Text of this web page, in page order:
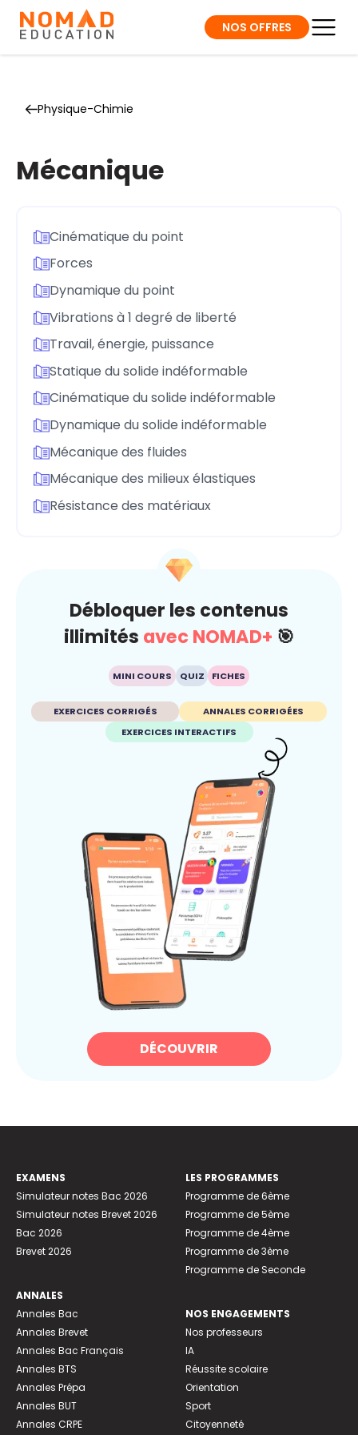
NOS OFFRES
Physique-Chimie
Mécanique
Cinématique du point
Forces
Dynamique du point
Vibrations à 1 degré de liberté
Travail, énergie, puissance
Statique du solide indéformable
Cinématique du solide indéformable
Dynamique du solide indéformable
Mécanique des fluides
Mécanique des milieux élastiques
Résistance des matériaux
Débloquer les contenus
illimités avec NOMAD+ 🎯
MINI COURS QUIZ FICHES
EXERCICES CORRIGÉS
ANNALES CORRIGÉES
EXERCICES INTERACTIFS
DÉCOUVRIR
EXAMENS
Simulateur notes Bac 2026
Simulateur notes Brevet 2026
Bac 2026
Brevet 2026
ANNALES
Annales Bac
Annales Brevet
Annales Bac Français
Annales BTS
Annales Prépa
Annales BUT
Annales CRPE
LES PROGRAMMES
Programme de 6ème
Programme de 5ème
Programme de 4ème
Programme de 3ème
Programme de Seconde
NOS ENGAGEMENTS
Nos professeurs
IA
Réussite scolaire
Orientation
Sport
Citoyenneté